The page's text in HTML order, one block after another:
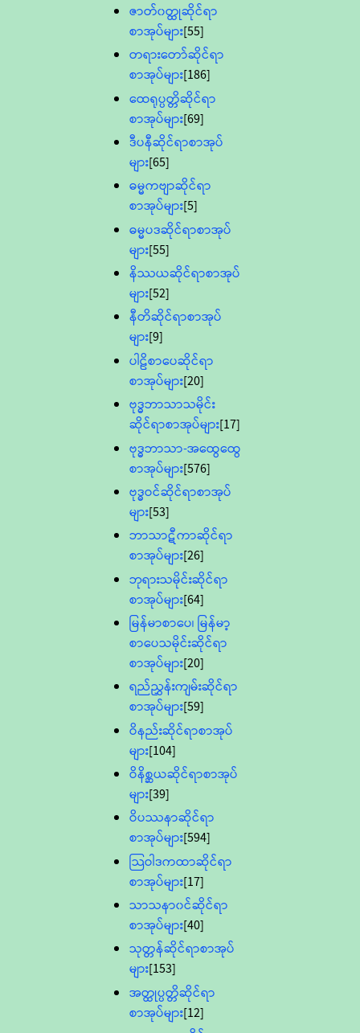
ဇာတ်၀တ္ထုဆိုင်ရာ
စာအုပ်များ[55]
တရားတော်ဆိုင်ရာ
စာအုပ်များ[186]
ထေရုပ္ပတ္တိဆိုင်ရာ
စာအုပ်များ[69]
ဒီပနီဆိုင်ရာစာအုပ်
များ[65]
ဓမ္မကဗျာဆိုင်ရာ
စာအုပ်များ[5]
ဓမ္မပဒဆိုင်ရာစာအုပ်
များ[55]
နိဿယဆိုင်ရာစာအုပ်
များ[52]
နီတိဆိုင်ရာစာအုပ်
များ[9]
ပါဠိစာပေဆိုင်ရာ
စာအုပ်များ[20]
ဗုဒ္ဓဘာသာသမိုင်း
ဆိုင်ရာစာအုပ်များ[17]
ဗုဒ္ဓဘာသာ-အထွေထွေ
စာအုပ်များ[576]
ဗုဒ္ဓဝင်ဆိုင်ရာစာအုပ်
များ[53]
ဘာသာဋီကာဆိုင်ရာ
စာအုပ်များ[26]
ဘုရားသမိုင်းဆိုင်ရာ
စာအုပ်များ[64]
မြန်မာစာပေ၊ မြန်မာ့
စာပေသမိုင်းဆိုင်ရာ
စာအုပ်များ[20]
ရည်ညွှန်းကျမ်းဆိုင်ရာ
စာအုပ်များ[59]
ဝိနည်းဆိုင်ရာစာအုပ်
များ[104]
ဝိနိစ္ဆယဆိုင်ရာစာအုပ်
များ[39]
ဝိပဿနာဆိုင်ရာ
စာအုပ်များ[594]
သြဝါဒကထာဆိုင်ရာ
စာအုပ်များ[17]
သာသနာ၀င်ဆိုင်ရာ
စာအုပ်များ[40]
သုတ္တန်ဆိုင်ရာစာအုပ်
များ[153]
အတ္ထုပ္ပတ္တိဆိုင်ရာ
စာအုပ်များ[12]